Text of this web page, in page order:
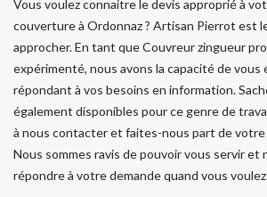
Vous voulez connaitre le devis approprié à
couverture à Ordonnaz ? Artisan Pierrot est
approcher. En tant que Couvreur zingueur
expérimenté, nous avons la capacité de vous
répondant à vos besoins en information.
également disponibles pour ce genre de
à nous contacter et faites-nous part de votre
Nous sommes ravis de pouvoir vous servir et
répondre à votre demande quand vous